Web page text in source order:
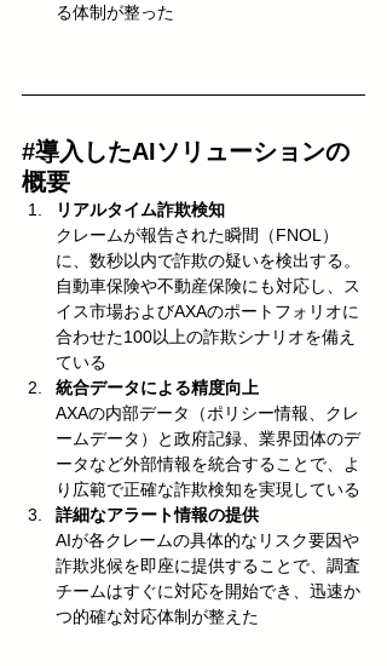
る体制が整った
#導入したAIソリューションの
概要
リアルタイム詐欺検知
クレームが報告された瞬間（FNOL）
に、数秒以内で詐欺の疑いを検出する。
自動車保険や不動産保険にも対応し、ス
イス市場およびAXAのポートフォリオに
合わせた100以上の詐欺シナリオを備え
ている
統合データによる精度向上
AXAの内部データ（ポリシー情報、クレ
ームデータ）と政府記録、業界団体のデ
ータなど外部情報を統合することで、よ
り広範で正確な詐欺検知を実現している
詳細なアラート情報の提供
AIが各クレームの具体的なリスク要因や
詐欺兆候を即座に提供することで、調査
チームはすぐに対応を開始でき、迅速か
つ的確な対応体制が整えた